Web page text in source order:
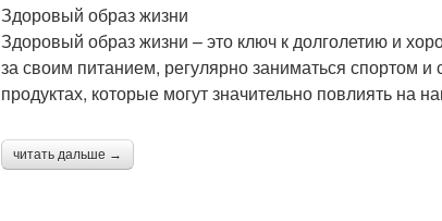
Здоровый образ жизни
Здоровый образ жизни – это ключ к долголетию и
за своим питанием, регулярно заниматься спортом
продуктах, которые могут значительно повлиять на
читать дальше →